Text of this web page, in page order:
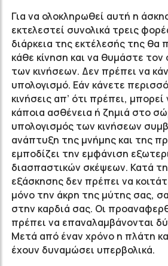
Για να ολοκληρωθεί αυτή η
εκτελεστεί συνολικά τρεις
διάρκεια της εκτέλεσής της θα
κάθε κίνηση και να θυμάστε τον
των κινήσεων. Δεν πρέπει να
υπολογισμό. Εάν κάνετε
κινήσεις απ’ ότι πρέπει,
κάποια ασθένεια ή ζημιά στο
υπολογισμός των κινήσεων
ανάπτυξη της μνήμης και της
εμποδίζει την εμφάνιση
διασπαστικών σκέψεων. Κατά τη
εξάσκησης δεν πρέπει να
μόνο την άκρη της μύτης σας,
στην καρδιά σας. Οι
πρέπει να επαναλαμβάνονται
Μετά από έναν χρόνο η πλάτη
έχουν δυναμώσει υπερβολικά.